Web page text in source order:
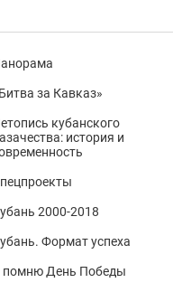
за Кавказ»
кубанского
история и
2000-2018
Формат успеха
помню День Победы